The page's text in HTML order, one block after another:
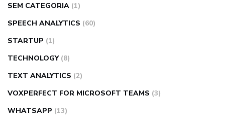
SEM CATEGORIA (1)
SPEECH ANALYTICS (60)
STARTUP (1)
TECHNOLOGY (8)
TEXT ANALYTICS (2)
VOXPERFECT FOR MICROSOFT TEAMS (3)
WHATSAPP (13)